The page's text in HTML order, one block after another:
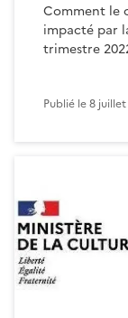
Comment le
impacté par
trimestre
Publié le8